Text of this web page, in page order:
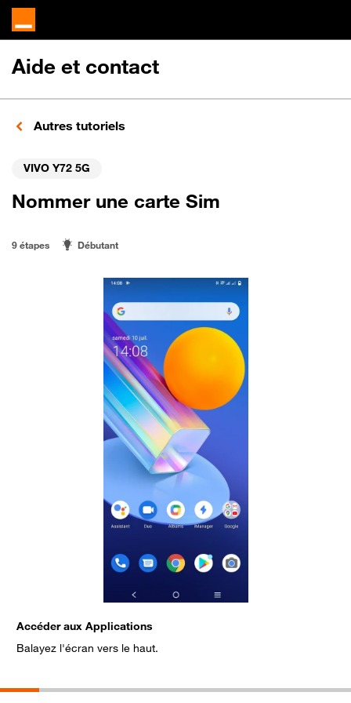
Aide et contact
Autres tutoriels
VIVO Y72 5G
Nommer une carte Sim
9 étapes Débutant
Accéder aux Applications
Balayez l'écran vers le haut.